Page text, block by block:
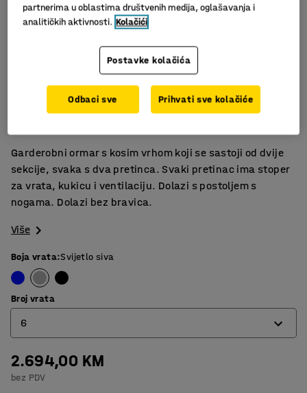
Kosi krov
Odlična ventilacija
Garderobni ormar s kosim vrhom koji se sastoji od dvije
sekcije, svaka s dva pretinca. Svaki pretinac ima stoper
za vrata, kukicu i ventilaciju. Dolazi s postoljem s
nogama. Dolazi bez bravica.
Više
Boja vrata:Svijetlo siva
Broj vrata
6
4
6
2.694,00 KM
bez PDV
partnerima u oblastima društvenih medija, oglašavanja i
analitičkih aktivnosti. Kolačići
Postavke kolačića
Odbaci sve Prihvati sve kolačiće